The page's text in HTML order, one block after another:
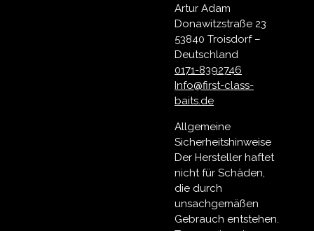
Artur Adam
Donawitzstraße 23
53840 Troisdorf –
Deutschland
0171-8392746
Info@first-class-
baits.de
Allgemeine
Sicherheitshinweise
Der Hersteller haftet
nicht für Schäden,
die durch
unsachgemäßen
Gebrauch entstehen.